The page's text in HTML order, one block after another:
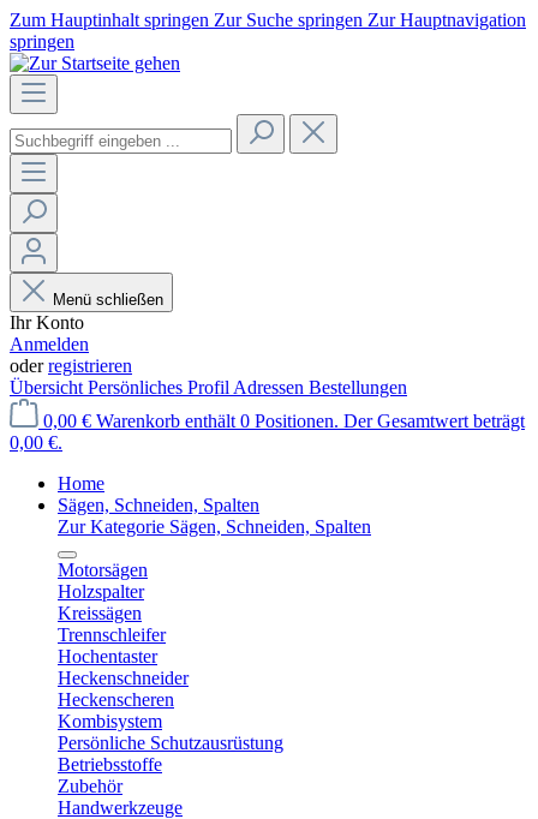
Zum Hauptinhalt springen Zur Suche springen Zur Hauptnavigation
springen
Menü schließen
Ihr Konto
Anmelden
oderregistrieren
Übersicht Persönliches Profil Adressen Bestellungen
0,00 € Warenkorb enthält 0 Positionen. Der Gesamtwert beträgt
0,00 €.
Home
Sägen, Schneiden, Spalten
Zur Kategorie Sägen, Schneiden, Spalten
Motorsägen
Holzspalter
Kreissägen
Trennschleifer
Hochentaster
Heckenschneider
Heckenscheren
Kombisystem
Persönliche Schutzausrüstung
Betriebsstoffe
Zubehör
Handwerkzeuge